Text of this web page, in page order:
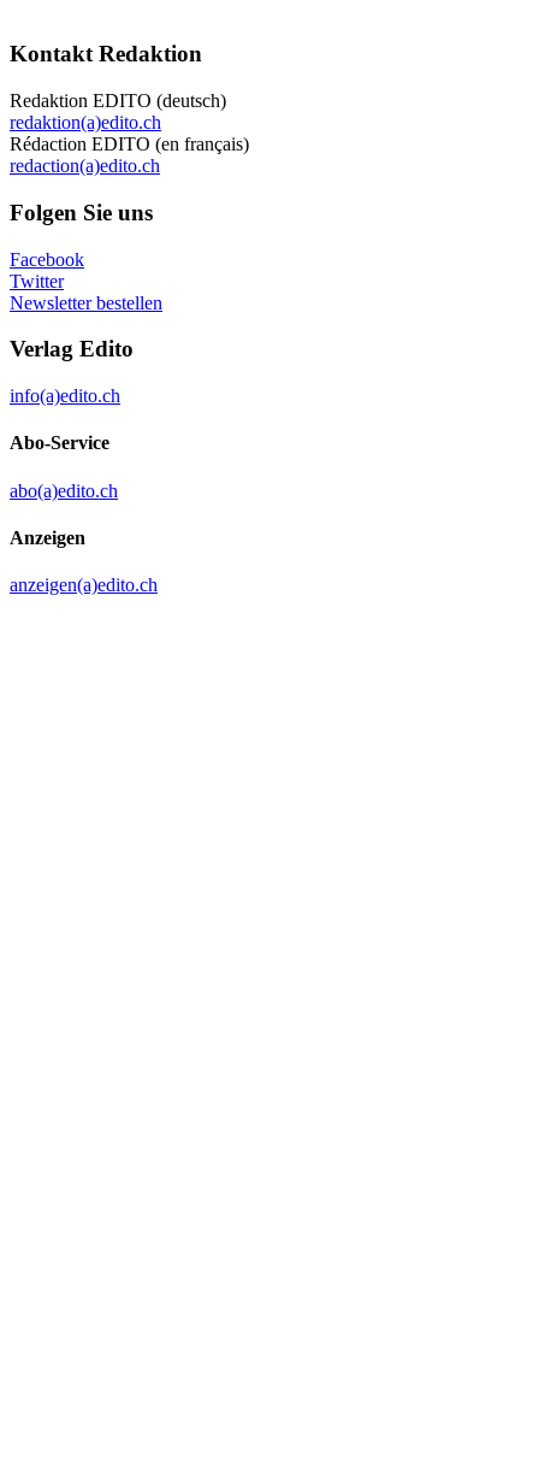
Kontakt Redaktion
Redaktion EDITO (deutsch)
redaktion(a)edito.ch
Rédaction EDITO (en français)
redaction(a)edito.ch
Folgen Sie uns
Facebook
Twitter
Newsletter bestellen
Verlag Edito
info(a)edito.ch
Abo-Service
abo(a)edito.ch
Anzeigen
anzeigen(a)edito.ch